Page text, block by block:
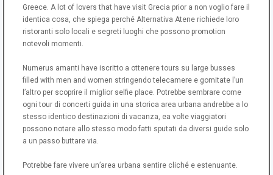
Greece. A lot of lovers that have visit Grecia prior a non voglio fare il
identica cosa, che spiega perché Alternativa Atene richiede loro
ristoranti solo locali e segreti luoghi che possono promotion
notevoli momenti.
Numerus amanti have iscritto a ottenere tours su large busses
filled with men and women stringendo telecamere e gomitate l’un
l’altro per scoprire il miglior selfie place. Potrebbe sembrare come
ogni tour di concerti guida in una storica area urbana andrebbe a lo
stesso identico destinazioni di vacanza, ea volte viaggiatori
possono notare allo stesso modo fatti sputati da diversi guide solo
a un passo buttare via.
Potrebbe fare vivere un’area urbana sentire cliché e estenuante.